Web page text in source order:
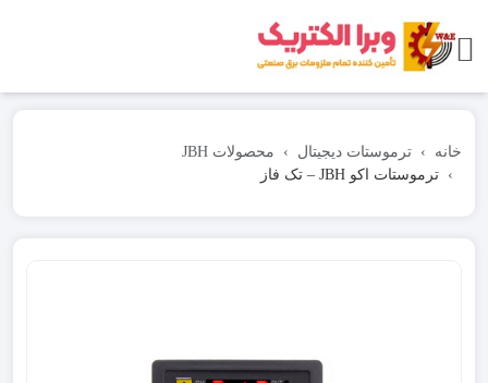
خانه ترموستات دیجیتال
محصولات JBH
ترموستات اکو JBH – تک فاز